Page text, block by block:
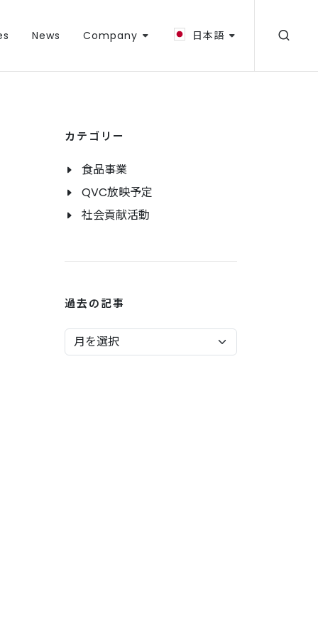
News Company 日本語
カテゴリー
食品事業
QVC放映予定
社会貢献活動
過去の記事